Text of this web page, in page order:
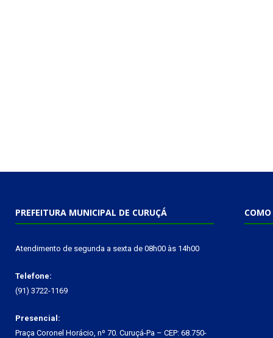
PREFEITURA MUNICIPAL DE CURUÇÁ
Atendimento de segunda a sexta de 08h00 às 14h00
Telefone:
(91) 3722-1169
Presencial:
Praça Coronel Horácio, nº 70. Curuçá-Pa – CEP: 68.750-
COMO